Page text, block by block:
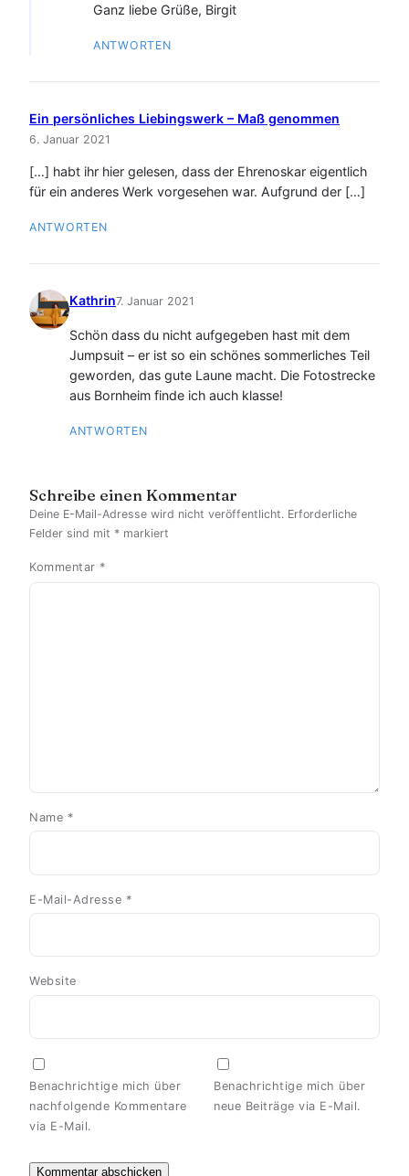
Ganz liebe Grüße, Birgit
ANTWORTEN
Ein persönliches Liebingswerk – Maß genommen
6. Januar 2021
[…] habt ihr hier gelesen, dass der Ehrenoskar eigentlich
für ein anderes Werk vorgesehen war. Aufgrund der […]
ANTWORTEN
Kathrin7. Januar 2021
Schön dass du nicht aufgegeben hast mit dem
Jumpsuit – er ist so ein schönes sommerliches Teil
geworden, das gute Laune macht. Die Fotostrecke
aus Bornheim finde ich auch klasse!
ANTWORTEN
Schreibe einen Kommentar
Deine E-Mail-Adresse wird nicht veröffentlicht. Erforderliche
Felder sind mit * markiert
Kommentar *
Name *
E-Mail-Adresse *
Website
Benachrichtige mich über
nachfolgende Kommentare
via E-Mail.
Benachrichtige mich über
neue Beiträge via E-Mail.